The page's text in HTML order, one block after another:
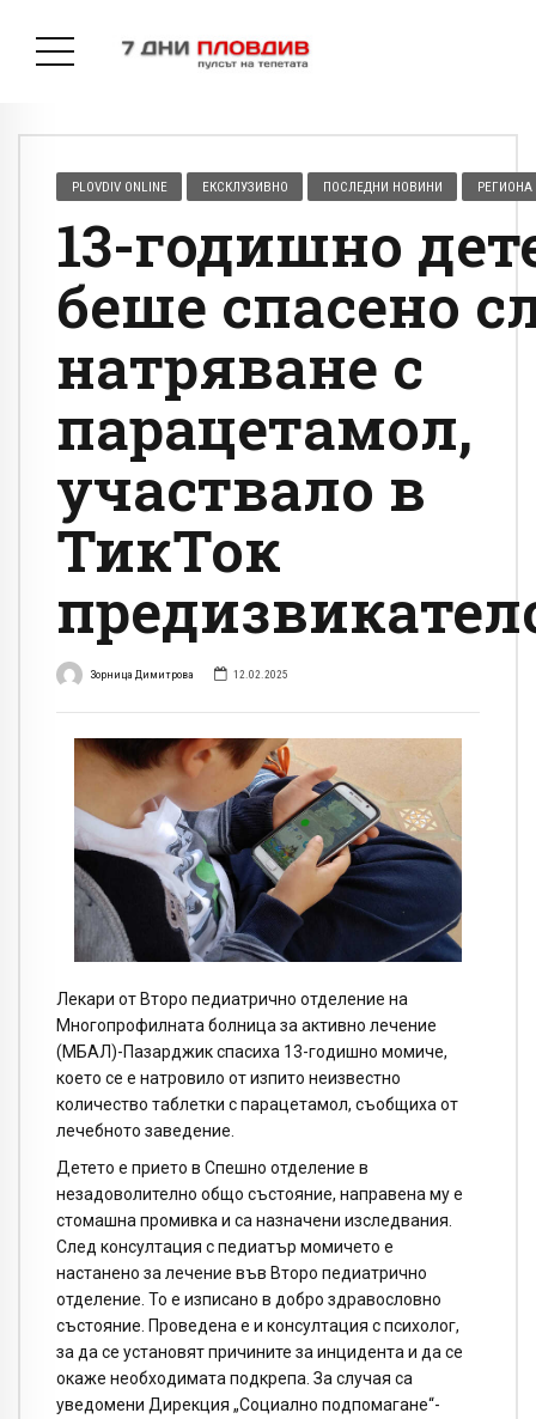
PLOVDIV ONLINE ЕКСКЛУЗИВНО ПОСЛЕДНИ НОВИНИ РЕГИОНА
13-годишно
беше спасено
натряване с
парацетамол,
участвало в
ТикТок
Зорница Димитрова 12.02.2025
Лекари от Второ педиатрично отделение на
Многопрофилната болница за активно лечение
(МБАЛ)-Пазарджик спасиха 13-годишно момиче,
което се е натровило от изпито неизвестно
количество таблетки с парацетамол, съобщиха от
лечебното заведение.
Детето е прието в Спешно отделение в
незадоволително общо състояние, направена му е
стомашна промивка и са назначени изследвания.
След консултация с педиатър момичето е
настанено за лечение във Второ педиатрично
отделение. То е изписано в добро здравословно
състояние. Проведена е и консултация с психолог,
за да се установят причините за инцидента и да се
окаже необходимата подкрепа. За случая са
уведомени Дирекция „Социално подпомагане“-